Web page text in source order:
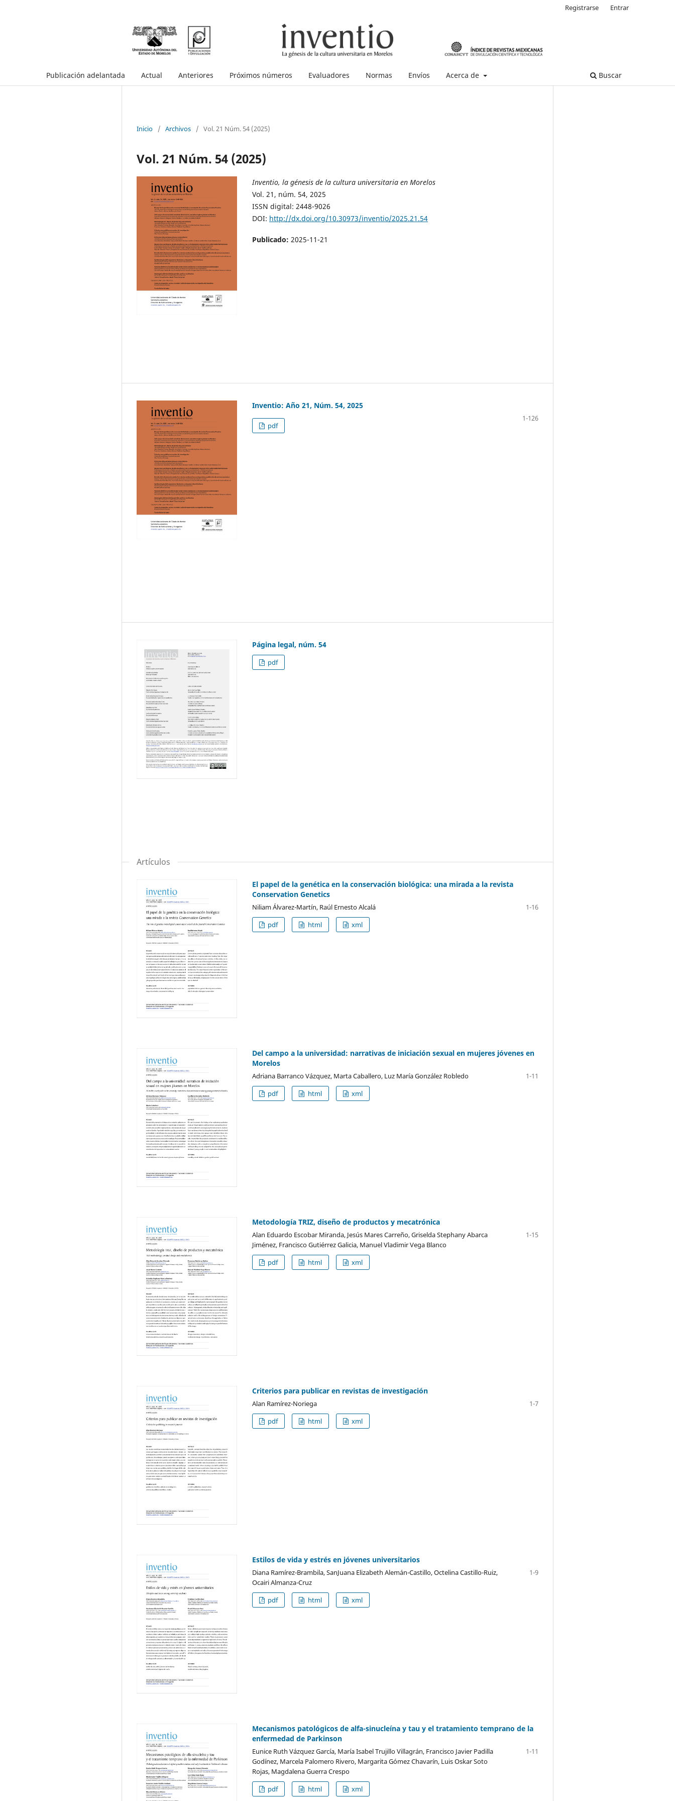
Publicación adelantada Actual Anteriores Próximos números Evaluadores Normas Envíos Acerca de Buscar
Registrarse Entrar
Inicio / Archivos / Vol. 21 Núm. 54 (2025)
Vol. 21 Núm. 54 (2025)
Inventio, la génesis de la cultura universitaria en Morelos
Vol. 21, núm. 54, 2025
ISSN digital: 2448-9026
DOI: http://dx.doi.org/10.30973/inventio/2025.21.54
Publicado: 2025-11-21
Inventio: Año 21, Núm. 54, 2025
1-126
pdf
Página legal, núm. 54
pdf
Artículos
El papel de la genética en la conservación biológica: una mirada a la revista
Conservation Genetics
Niliam Álvarez-Martín, Raúl Ernesto Alcalá
1-16
pdf
html xml
Del campo a la universidad: narrativas de iniciación sexual en mujeres jóvenes en
Morelos
Adriana Barranco Vázquez, Marta Caballero, Luz María González Robledo
1-11
pdf
html xml
Metodología TRIZ, diseño de productos y mecatrónica
Alan Eduardo Escobar Miranda, Jesús Mares Carreño, Griselda Stephany Abarca
Jiménez, Francisco Gutiérrez Galicia, Manuel Vladimir Vega Blanco
1-15
pdf html xml
Criterios para publicar en revistas de investigación
Alan Ramírez-Noriega
1-7
pdf
html xml
Estilos de vida y estrés en jóvenes universitarios
Diana Ramírez-Brambila, SanJuana Elizabeth Alemán-Castillo, Octelina Castillo-Ruiz,
Ocairi Almanza-Cruz
1-9
pdf html xml
Mecanismos patológicos de alfa-sinucleína y tau y el tratamiento temprano de la
enfermedad de Parkinson
Eunice Ruth Vázquez García, María Isabel Trujillo Villagrán, Francisco Javier Padilla
Godínez, Marcela Palomero Rivero, Margarita Gómez Chavarín, Luis Oskar Soto
Rojas, Magdalena Guerra Crespo
1-11
pdf html xml